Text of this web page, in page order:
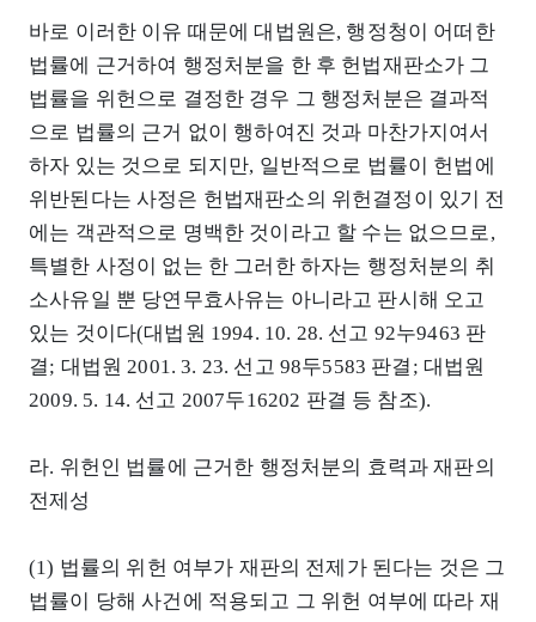
바로 이러한 이유 때문에 대법원은, 행정청이 어떠한
법률에 근거하여 행정처분을 한 후 헌법재판소가 그
법률을 위헌으로 결정한 경우 그 행정처분은 결과적
으로 법률의 근거 없이 행하여진 것과 마찬가지여서
하자 있는 것으로 되지만, 일반적으로 법률이 헌법에
위반된다는 사정은 헌법재판소의 위헌결정이 있기 전
에는 객관적으로 명백한 것이라고 할 수는 없으므로,
특별한 사정이 없는 한 그러한 하자는 행정처분의 취
소사유일 뿐 당연무효사유는 아니라고 판시해 오고
있는 것이다(대법원 1994. 10. 28. 선고 92누9463 판
결; 대법원 2001. 3. 23. 선고 98두5583 판결; 대법원
2009. 5. 14. 선고 2007두16202 판결 등 참조).
라. 위헌인 법률에 근거한 행정처분의 효력과 재판의
전제성
(1) 법률의 위헌 여부가 재판의 전제가 된다는 것은 그
법률이 당해 사건에 적용되고 그 위헌 여부에 따라 재